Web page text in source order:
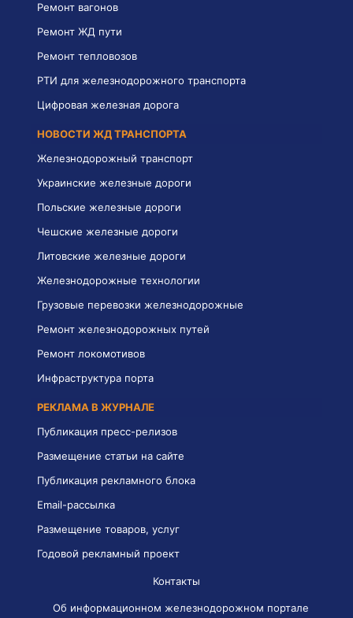
Ремонт вагонов
Ремонт ЖД пути
Ремонт тепловозов
РТИ для железнодорожного транспорта
Цифровая железная дорога
НОВОСТИ ЖД ТРАНСПОРТА
Железнодорожный транспорт
Украинские железные дороги
Польские железные дороги
Чешские железные дороги
Литовские железные дороги
Железнодорожные технологии
Грузовые перевозки железнодорожные
Ремонт железнодорожных путей
Ремонт локомотивов
Инфраструктура порта
РЕКЛАМА В ЖУРНАЛЕ
Публикация пресс-релизов
Размещение статьи на сайте
Публикация рекламного блока
Email-рассылка
Размещение товаров, услуг
Годовой рекламный проект
Контакты
Об информационном железнодорожном портале